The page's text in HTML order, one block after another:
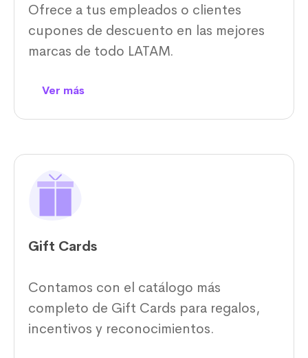
Ofrece a tus empleados o clientes
cupones de descuento en las mejores
marcas de todo LATAM.
Ver más
Gift Cards
Contamos con el catálogo más
completo de Gift Cards para regalos,
incentivos y reconocimientos.